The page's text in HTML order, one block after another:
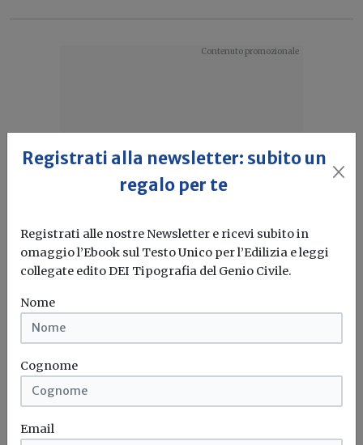
Iscriviti alla newsletter di
Build News
Rimani aggiornato sulle ultime
novità in campo di efficienza
energetica e sostenibilità edile
Registrati alla newsletter: subito un
regalo per te
Registrati alle nostre Newsletter e ricevi subito in
omaggio l’Ebook sul Testo Unico per l’Edilizia e leggi
collegate edito DEI Tipografia del Genio Civile.
Nome
Cognome
Email